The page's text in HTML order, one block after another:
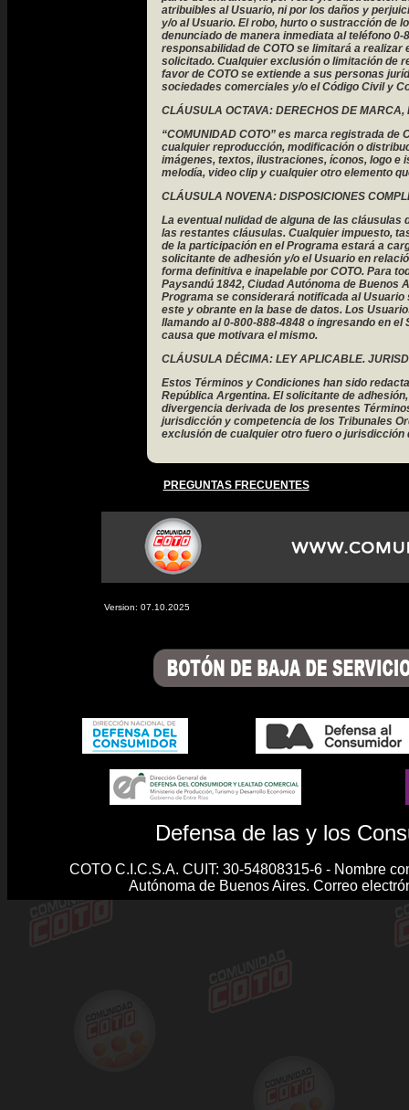
PREGUNTAS FRECUENTES
Version: 07.10.2025
Defensa de las y los
COTO C.I.C.S.A. CUIT: 30-54808315-6 - Nombre
Autónoma de Buenos Aires. Correo